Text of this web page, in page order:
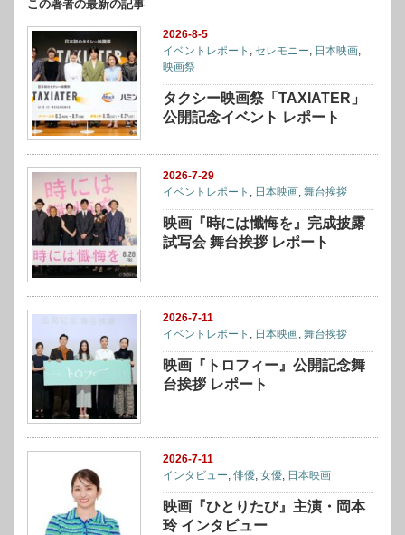
この著者の最新の記事
2026-8-5
イベントレポート , セレモニー, 日本映画,
映画祭
タクシー映画祭「TAXIATER」
公開記念イベント レポート
2026-7-29
イベントレポート , 日本映画,舞台挨拶
映画『時には懺悔を』完成披露
試写会 舞台挨拶 レポート
2026-7-11
イベントレポート
日本映画 ,舞台挨拶
映画『トロフィー』公開記念舞
台挨拶 レポート
2026-7-11
インタビュー,俳優,女優, 日本映画
映画『ひとりたび』主演・岡本
玲 インタビュー